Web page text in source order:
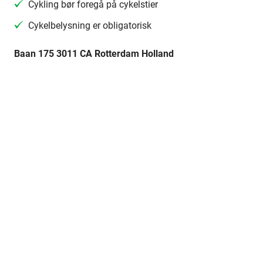
Cykling bør foregå på cykelstier
Cykelbelysning er obligatorisk
Baan 175 3011 CA Rotterdam Holland